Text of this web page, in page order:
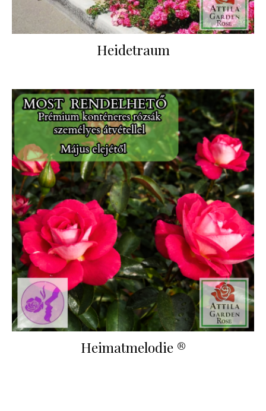
Heidetraum
Heimatmelodie ®